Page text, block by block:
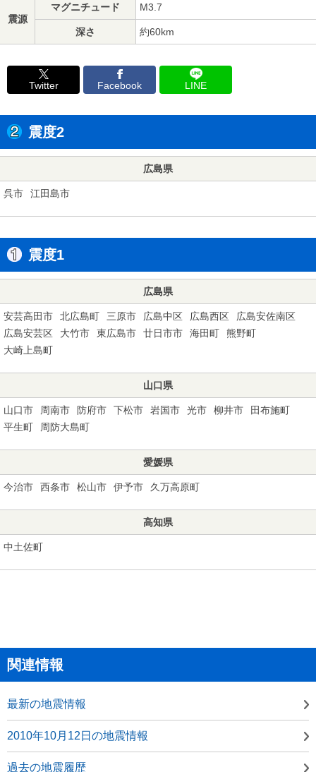
震源
マグニチュード M3.7
深さ 約60km
Twitter Facebook LINE
震度2
広島県
呉市 江田島市
震度1
広島県
安芸高田市 北広島町 三原市 広島中区 広島西区
広島安佐南区
広島安芸区
大竹市 東広島市 廿日市市 海田町
熊野町
大崎上島町
山口県
山口市 周南市 防府市 下松市 岩国市 光市 柳井市
田布施町
平生町
周防大島町
愛媛県
今治市 西条市 松山市 伊予市 久万高原町
高知県
中土佐町
関連情報
最新の地震情報
2010年10月12日の地震情報
過去の地震履歴